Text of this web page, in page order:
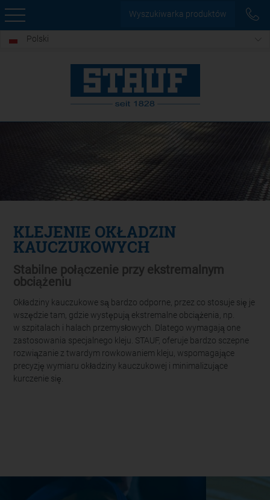
Wyszukiwarka produktów
Polski
KLEJENIE OKŁADZIN
KAUCZUKOWYCH
Stabilne połączenie przy ekstremalnym
obciążeniu
Okładziny kauczukowe są bardzo odporne, przez co stosuje się je
wszędzie tam, gdzie występują ekstremalne obciążenia, np.
w szpitalach i halach przemysłowych. Dlatego wymagają one
zastosowania specjalnego kleju. STAUF, oferuje bardzo sczepne
rozwiązanie z twardym rowkowaniem kleju, wspomagające
precyzję wymiaru okładziny kauczukowej i minimalizujące
kurczenie się.